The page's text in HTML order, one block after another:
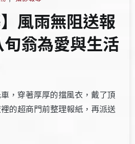
】風雨無阻送報
翁為愛與生活
，穿著厚厚的擋風衣，戴了頂
的超商門前整理報紙，再派送